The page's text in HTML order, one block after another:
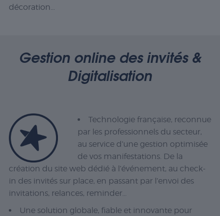
décoration…
Gestion online des invités &
Digitalisation
Technologie française, reconnue
par les professionnels du secteur,
au service d’une gestion optimisée
de vos manifestations. De la
création du site web dédié à l’événement, au check-
in des invités sur place, en passant par l’envoi des
invitations, relances, reminder…
Une solution globale, fiable et innovante pour